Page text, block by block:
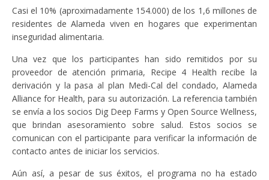
Casi el 10% (aproximadamente 154.000) de los 1,6 millones de
residentes de Alameda viven en hogares que experimentan
inseguridad alimentaria.
Una vez que los participantes han sido remitidos por su
proveedor de atención primaria, Recipe 4 Health recibe la
derivación y la pasa al plan Medi-Cal del condado, Alameda
Alliance for Health, para su autorización. La referencia también
se envía a los socios Dig Deep Farms y Open Source Wellness,
que brindan asesoramiento sobre salud. Estos socios se
comunican con el participante para verificar la información de
contacto antes de iniciar los servicios.
Aún así, a pesar de sus éxitos, el programa no ha estado